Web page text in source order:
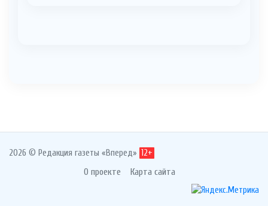
2026 © Редакция газеты «Вперед» 12+
О проекте Карта сайта